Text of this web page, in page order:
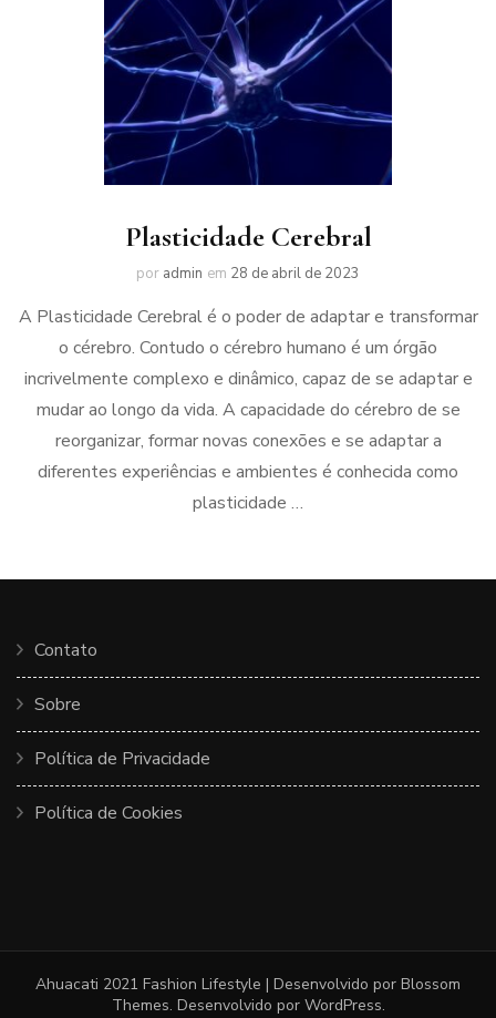
Plasticidade Cerebral
por admin em 28 de abril de 2023
A Plasticidade Cerebral é o poder de adaptar e transformar
o cérebro. Contudo o cérebro humano é um órgão
incrivelmente complexo e dinâmico, capaz de se adaptar e
mudar ao longo da vida. A capacidade do cérebro de se
reorganizar, formar novas conexões e se adaptar a
diferentes experiências e ambientes é conhecida como
plasticidade …
Contato
Sobre
Política de Privacidade
Política de Cookies
Ahuacati 2021 Fashion Lifestyle | Desenvolvido por Blossom
Themes. Desenvolvido por WordPress.